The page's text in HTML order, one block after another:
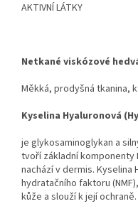
AKTIVNÍ LÁTKY
Netkané viskózové
Měkká, prodyšná tkanina,
Kyselina Hyaluronová
je glykosaminoglykan a
tvoří základní komponenty
nachází v dermis.
hydratačního faktoru
kůže a slouží k její ochraně.